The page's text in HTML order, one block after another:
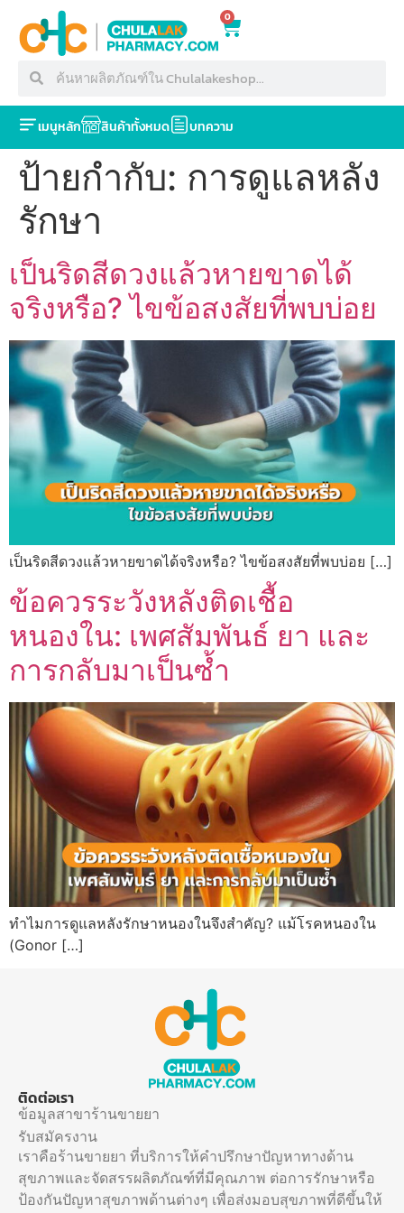
0
เมนูหลัก สินค้าทั้งหมด บทความ
ป้ายกำกับ: การดูแลหลัง
รักษา
เป็นริดสีดวงแล้วหายขาดได้
จริงหรือ? ไขข้อสงสัยที่พบบ่อย
เป็นริดสีดวงแล้วหายขาดได้จริงหรือ? ไขข้อสงสัยที่พบบ่อย […]
ข้อควรระวังหลังติดเชื้อ
หนองใน: เพศสัมพันธ์ ยา และ
การกลับมาเป็นซ้ำ
ทำไมการดูแลหลังรักษาหนองในจึงสำคัญ? แม้โรคหนองใน
(Gonor […]
ติดต่อเรา
ข้อมูลสาขาร้านขายยา
รับสมัครงาน
เราคือร้านขายยา ที่บริการให้คำปรึกษาปัญหาทางด้าน
สุขภาพและจัดสรรผลิตภัณฑ์ที่มีคุณภาพ ต่อการรักษาหรือ
ป้องกันปัญหาสุขภาพด้านต่างๆ เพื่อส่งมอบสุขภาพที่ดีขึ้นให้